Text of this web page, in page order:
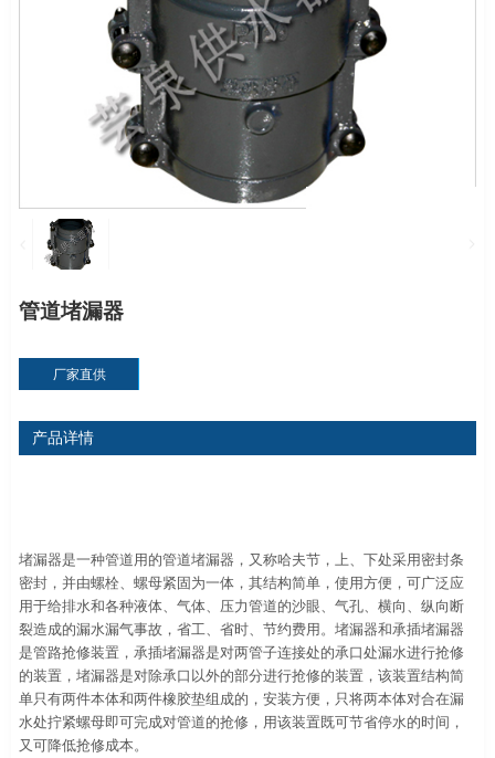
管道堵漏器
厂家直供
产品详情
堵漏器是一种管道用的管道堵漏器，又称哈夫节，上、下处采用密封条
密封，并由螺栓、螺母紧固为一体，其结构简单，使用方便，可广泛应
用于给排水和各种液体、气体、压力管道的沙眼、气孔、横向、纵向断
裂造成的漏水漏气事故，省工、省时、节约费用。堵漏器和承插堵漏器
是管路抢修装置，承插堵漏器是对两管子连接处的承口处漏水进行抢修
的装置，堵漏器是对除承口以外的部分进行抢修的装置，该装置结构简
单只有两件本体和两件橡胶垫组成的，安装方便，只将两本体对合在漏
水处拧紧螺母即可完成对管道的抢修，用该装置既可节省停水的时间，
又可降低抢修成本。